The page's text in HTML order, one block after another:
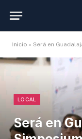
Inicio » Será en
LOCAL
Será en